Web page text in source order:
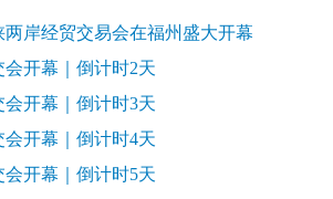
岸经贸交易会在福州盛大开幕
开幕｜倒计时2天
开幕｜倒计时3天
开幕｜倒计时4天
开幕｜倒计时5天